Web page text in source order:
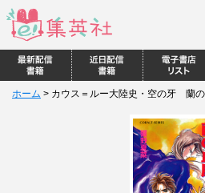
ホーム > カウス＝ルー大陸史・空の牙 蘭の